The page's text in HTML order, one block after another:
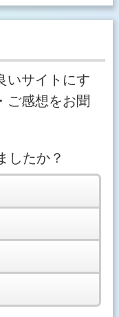
いサイトにす
ご感想をお聞
したか？